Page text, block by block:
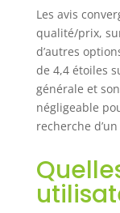
Les avis
qualité/prix,
d’autres
de 4,4 étoiles
générale et
négligeable
recherche